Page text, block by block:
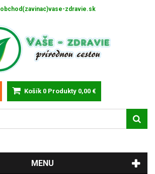
obchod(zavinac)vase-zdravie.sk
Košík 0 Produkty 0,00 €
MENU